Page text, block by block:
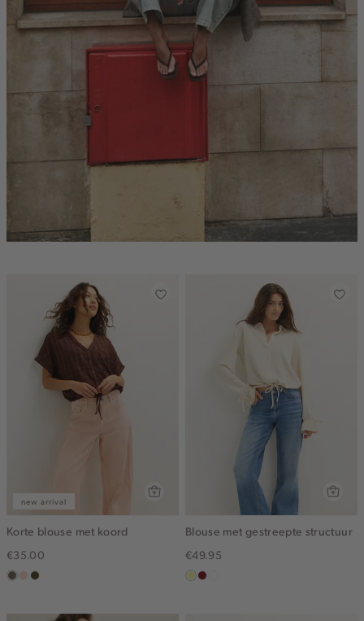
new arrival
Korte blouse met koord
€35.00
middenbruin
pinkgroen,
midden
Blouse met gestreepte structuur
€49.95
lichtgeel
rood,